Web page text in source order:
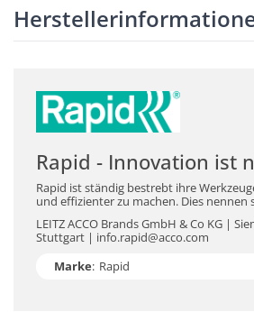
Rapid - Innovation ist
Rapid ist ständig bestrebt ihre
und effizienter zu machen. Dies nennen
LEITZ ACCO Brands GmbH & Co KG |
Stuttgart | info.rapid@acco.com
Marke: Rapid